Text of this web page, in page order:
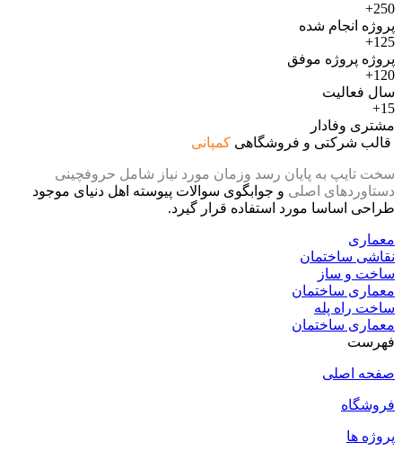
250+
پروژه انجام شده
125+
پروژه پروژه موفق
120+
سال فعالیت
15+
مشتری وفادار
قالب شرکتی و فروشگاهی کمپانی
سخت تایپ به پایان رسد وزمان مورد نیاز شامل حروفچینی
دستاوردهای اصلی و جوابگوی سوالات پیوسته اهل دنیای موجود
طراحی اساسا مورد استفاده قرار گیرد.
معماری
نقاشی ساختمان
ساخت و ساز
معماری ساختمان
ساخت راه پله
معماری ساختمان
فهرست
صفحه اصلی
فروشگاه
پروژه ها